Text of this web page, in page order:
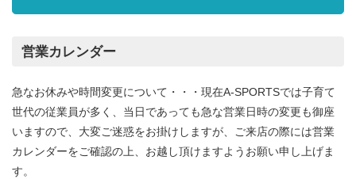
営業カレンダー
急なお休みや時間変更について・・・現在A-SPORTSでは子育て
世代の従業員が多く、当日であっても急な営業日時の変更も御座
いますので、大変ご迷惑をお掛けしますが、ご来店の際には営業
カレンダーをご確認の上、お越し頂けますようお願い申し上げま
す。